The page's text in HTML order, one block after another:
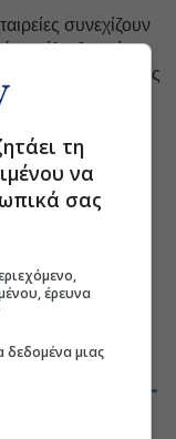
συνεχίζουν
μεγάλο θετικό
σε έτος), καθώς
παράγουν
επενδύσεις και
της, μέσα στο
Intertech ΙΝΤΕΤ
συγχώνευση
τη
να
σας
έρευνα
μιας